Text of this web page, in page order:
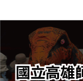
轉
要
內